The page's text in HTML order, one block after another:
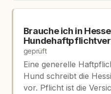
Brauche ich in
geprüft
Eine generelle
Hund schreibt die
vor. Pflicht ist die